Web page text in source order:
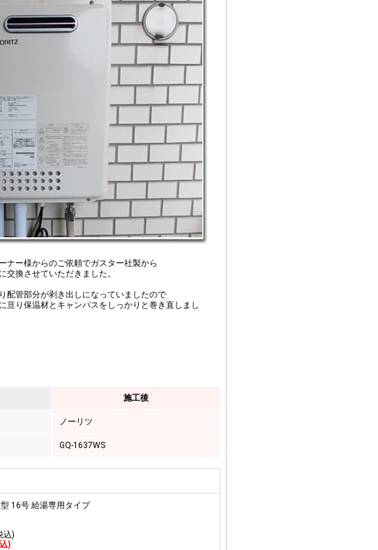
ナー様からのご依頼でガスター社製から
交換させていただきました。
配管部分が剥き出しになっていましたので
亘り保温材とキャンパスをしっかりと巻き直しまし
施工後
ノーリツ
GQ-1637WS
16号 給湯専用タイプ
込)
)